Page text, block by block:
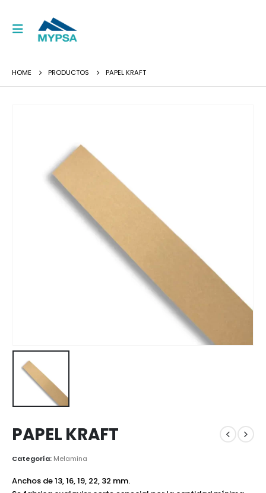
HOME PRODUCTOS PAPEL KRAFT
PAPEL KRAFT
Categoría: Melamina
Anchos de 13, 16, 19, 22, 32 mm.